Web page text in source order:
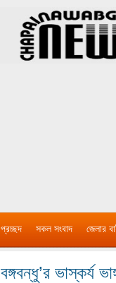
প্রচ্ছদ সকল সংবাদ জেলার
বঙ্গবন্ধু’র ভাস্কর্য